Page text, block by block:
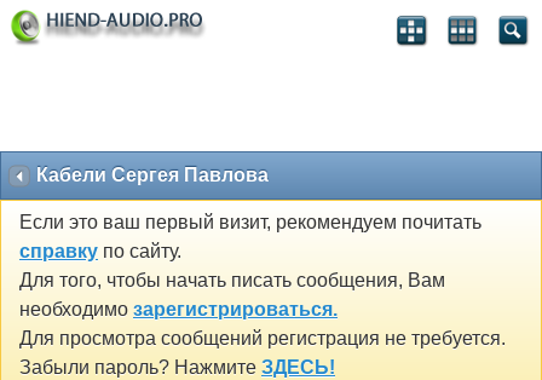
Кабели Сергея Павлова
Если это ваш первый визит, рекомендуем почитать
справку по сайту.
Для того, чтобы начать писать сообщения, Вам
необходимо зарегистрироваться.
Для просмотра сообщений регистрация не требуется.
Забыли пароль? Нажмите ЗДЕСЬ!